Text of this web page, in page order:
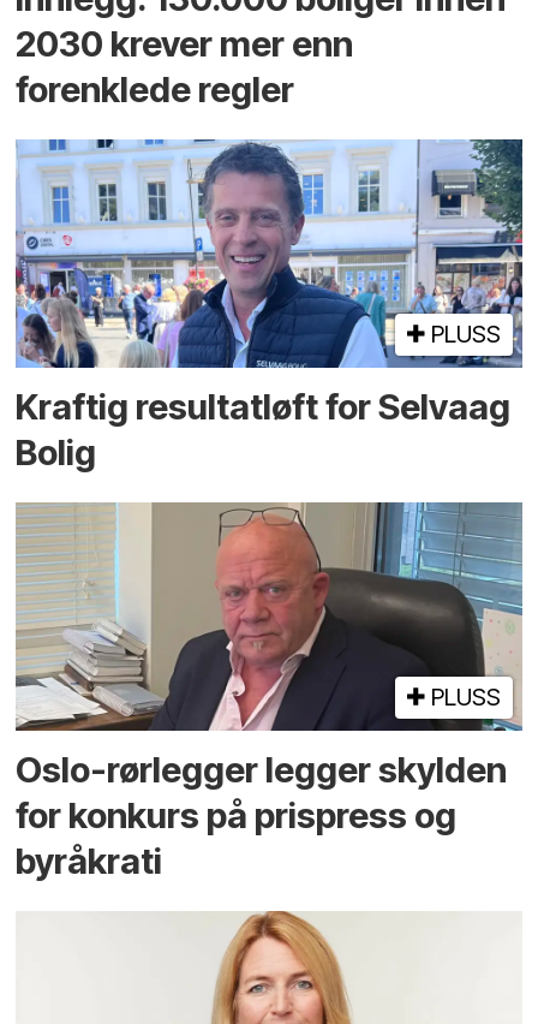
2030 krever mer enn
forenklede regler
PLUSS
Kraftig resultatløft for Selvaag
Bolig
PLUSS
Oslo-rørlegger legger skylden
for konkurs på prispress og
byråkrati